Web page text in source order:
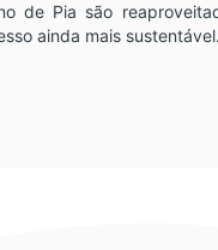
de Pia são
ainda mais sustentável.